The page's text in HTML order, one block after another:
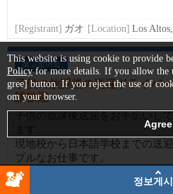
[Registrant] ガオ [Location] Los
찾고있어요
子供の放課後の送迎ドライバ
語歓迎
現地校から日本語学校までの送
プルなお仕事です。
⸻ 정보게
This website is using cookie to provide
Policyfor more details. If you allow the
gree] button. If you reject the use of
om your browser.